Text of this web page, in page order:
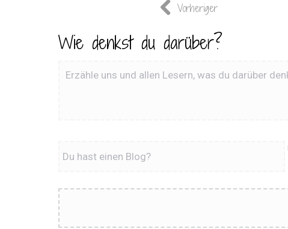
Vorheriger
Wie denkst du darüber?